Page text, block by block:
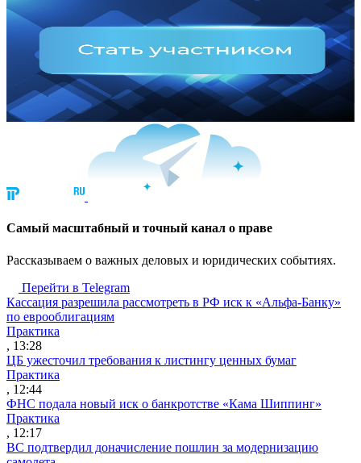
Cамый масштабный и точный канал о праве
Рассказываем о важных деловых и юридических событиях.
Перейти в Telegram
Кассация разрешила рассмотреть в РФ иск к «Альфа-Банку»
по еврооблигациям
Практика
, 13:28
ЦБ ужесточил требования к листингу ценных бумаг
Практика
, 12:44
ФНС подала новый иск о банкротстве «Кама Шиппинг»
Практика
, 12:17
ВС подтвердил доначисление пошлин за модернизацию